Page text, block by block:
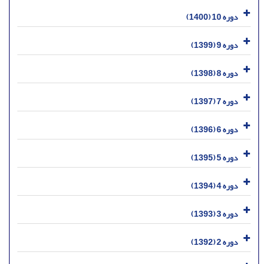
دوره 10 (1400)
دوره 9 (1399)
دوره 8 (1398)
دوره 7 (1397)
دوره 6 (1396)
دوره 5 (1395)
دوره 4 (1394)
دوره 3 (1393)
دوره 2 (1392)